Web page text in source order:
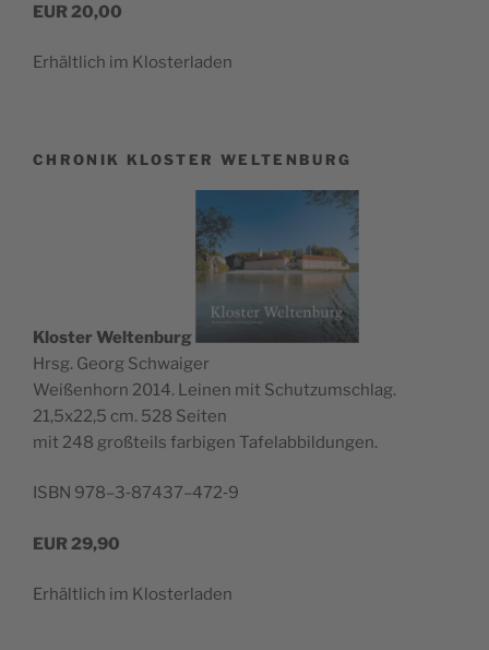
EUR 20,00
Erhält­lich im Klosterladen
CHRONIK KLOSTER WELTENBURG
Klos­ter Wel­ten­burg
Hrsg. Georg Schwaiger
Wei­ßen­horn 2014. Lei­nen mit Schutz­um­schlag.
21,5x22,5 cm. 528 Seiten
mit 248 groß­teils far­bi­gen Tafelabbildungen.
ISBN 978–3‑87437–472‑9
EUR 29,90
Erhält­lich im Klosterladen